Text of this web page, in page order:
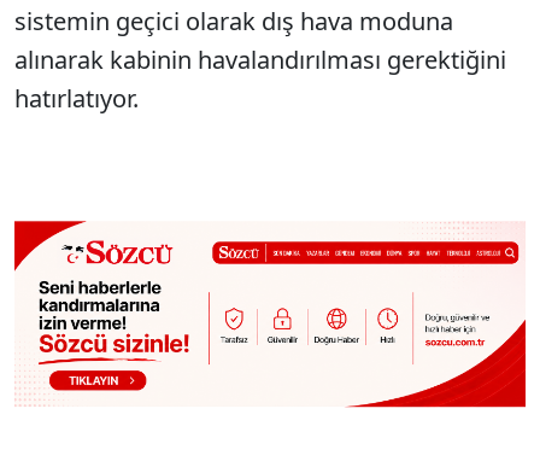
sistemin geçici olarak dış hava moduna
alınarak kabinin havalandırılması gerektiğini
hatırlatıyor.